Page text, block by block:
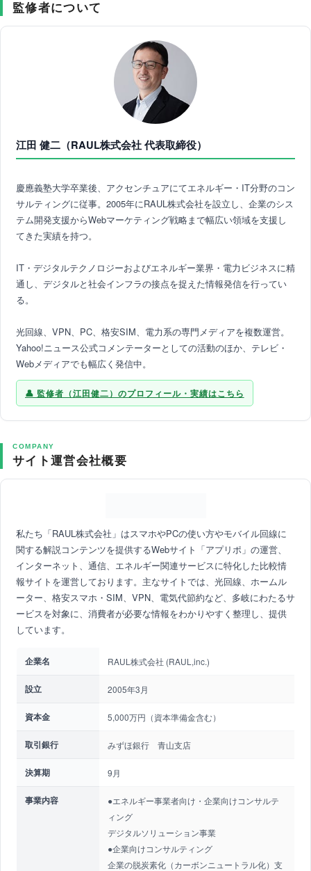
監修者について
江田 健二（RAUL株式会社 代表取締役）
慶應義塾大学卒業後、アクセンチュアにてエネルギー・IT分野のコン
サルティングに従事。2005年にRAUL株式会社を設立し、企業のシス
テム開発支援からWebマーケティング戦略まで幅広い領域を支援し
てきた実績を持つ。
IT・デジタルテクノロジーおよびエネルギー業界・電力ビジネスに精
通し、デジタルと社会インフラの接点を捉えた情報発信を行ってい
る。
光回線、VPN、PC、格安SIM、電力系の専門メディアを複数運営。
Yahoo!ニュース公式コメンテーターとしての活動のほか、テレビ・
Webメディアでも幅広く発信中。
監修者（江田健二）のプロフィール・実績はこちら
COMPANY
サイト運営会社概要
私たち「RAUL株式会社」はスマホやPCの使い方やモバイル回線に
関する解説コンテンツを提供するWebサイト「アプリポ」の運営、
インターネット、通信、エネルギー関連サービスに特化した比較情
報サイトを運営しております。主なサイトでは、光回線、ホームル
ーター、格安スマホ・SIM、VPN、電気代節約など、多岐にわたるサ
ービスを対象に、消費者が必要な情報をわかりやすく整理し、提供
しています。
企業名 RAUL株式会社 (RAUL,inc.)
設立 2005年3月
資本金 5,000万円（資本準備金含む）
取引銀行 みずほ銀行 青山支店
決算期 9月
事業内容
●エネルギー事業者向け・企業向けコンサルテ
ィング
デジタルソリューション事業
●企業向けコンサルティング
企業の脱炭素化（カーボンニュートラル化）支